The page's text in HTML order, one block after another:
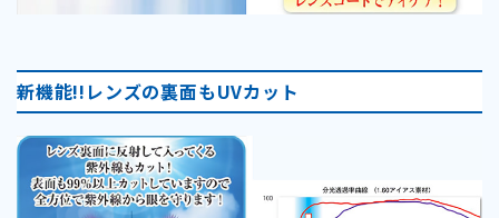
新機能!!レンズの裏面もUVカット